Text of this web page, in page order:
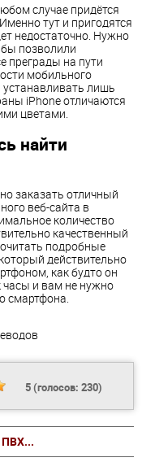
случае придётся
тут и пригодятся
недостаточно. Нужно
позволили
преграды на пути
мобильного
устанавливать лишь
iPhone отличаются
цветами.
найти
заказать отличный
веб-сайта в
количество
качественный
подробные
действительно
как будто он
часы и вам не нужно
смартфона.
5(голосов: 230)